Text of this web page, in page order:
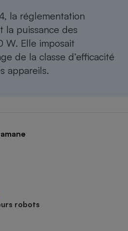
la réglementation
la puissance des
W. Elle imposait
de la classe d’efficacité
appareils.
robots
Robot ménager